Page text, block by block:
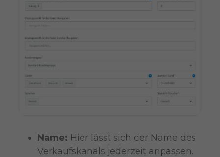
Name: Hier lässt sich der Name des
Verkaufskanals jederzeit anpassen.